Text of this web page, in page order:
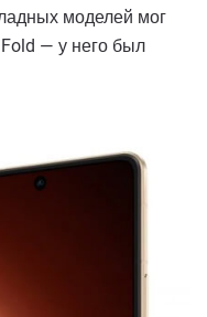
моделей мог
Fold — у него был